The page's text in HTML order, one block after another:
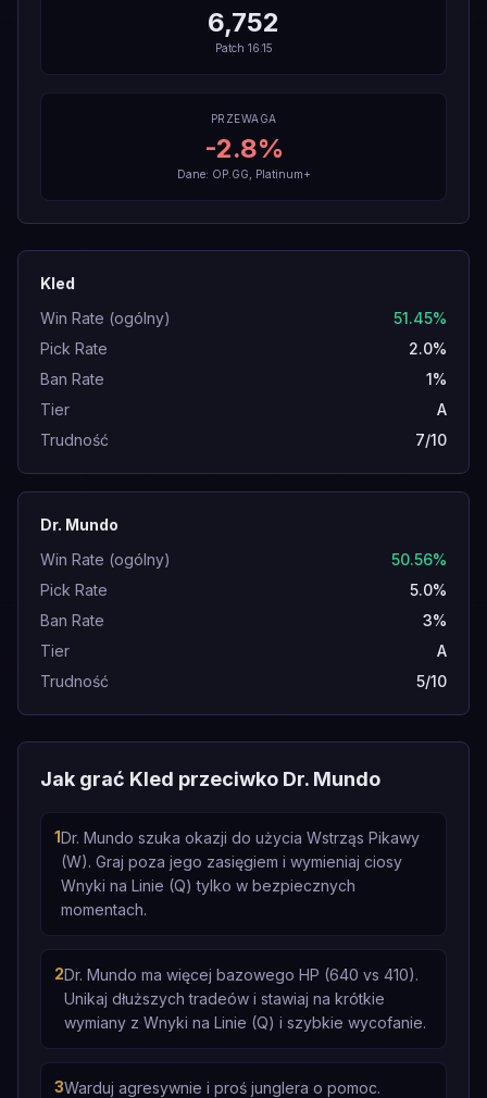
6,752
Patch 16.15
PRZEWAGA
-2.8%
Dane: OP.GG, Platinum+
Kled
Win Rate (ogólny)
51.45%
Pick Rate
2.0%
Ban Rate
1%
Tier
A
Trudność
7/10
Dr. Mundo
Win Rate (ogólny)
50.56%
Pick Rate
5.0%
Ban Rate
3%
Tier
A
Trudność
5/10
Jak grać Kled przeciwko Dr. Mundo
1Dr. Mundo szuka okazji do użycia Wstrząs Pikawy
(W). Graj poza jego zasięgiem i wymieniaj ciosy
Wnyki na Linie (Q) tylko w bezpiecznych
momentach.
2Dr. Mundo ma więcej bazowego HP (640 vs 410).
Unikaj dłuższych tradeów i stawiaj na krótkie
wymiany z Wnyki na Linie (Q) i szybkie wycofanie.
3Warduj agresywnie i proś junglera o pomoc.